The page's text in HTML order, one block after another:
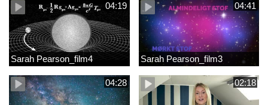
04:19
Sarah Pearson_film4
04:41
Sarah Pearson_film3
04:28 02:18